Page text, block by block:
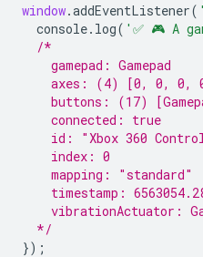
window.addEventListener(
console. log( '✅ 🎮 A
/*
    gamepad: Gamepad
axes: (4) [0, 0, 0,
buttons: (17)
    connected: true
id: "Xbox 360
    index: 0
    mapping: "standard"
timestamp:
vibrationActuator:
  */
});